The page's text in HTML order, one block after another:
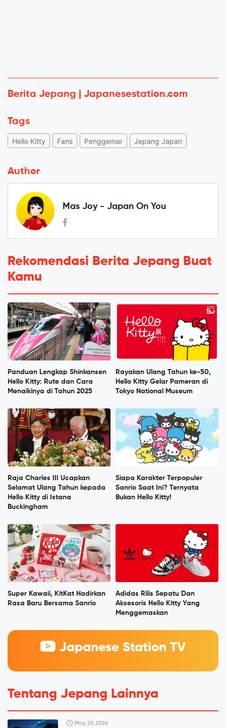
Berita Jepang | Japanesestation.com
Tags
Hello Kitty Fans Penggemar Jepang Japan
Author
Mas Joy - Japan On You
Rekomendasi Berita Jepang Buat
Kamu
Panduan Lengkap Shinkansen
Hello Kitty: Rute dan Cara
Menaikinya di Tahun 2025
Rayakan Ulang Tahun ke-50,
Hello Kitty Gelar Pameran di
Tokyo National Museum
Raja Charles III Ucapkan
Selamat Ulang Tahun kepada
Hello Kitty di Istana
Buckingham
Siapa Karakter Terpopuler
Sanrio Saat Ini? Ternyata
Bukan Hello Kitty!
Super Kawaii, KitKat Hadirkan
Rasa Baru Bersama Sanrio
Adidas Rilis Sepatu Dan
Aksesoris Hello Kitty Yang
Menggemaskan
Japanese Station TV
Tentang Jepang Lainnya
May 29, 2026